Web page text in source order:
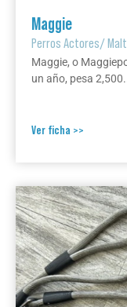
Maggie
Perros Actores/
Maggie, o
un año, pesa
Ver ficha >>